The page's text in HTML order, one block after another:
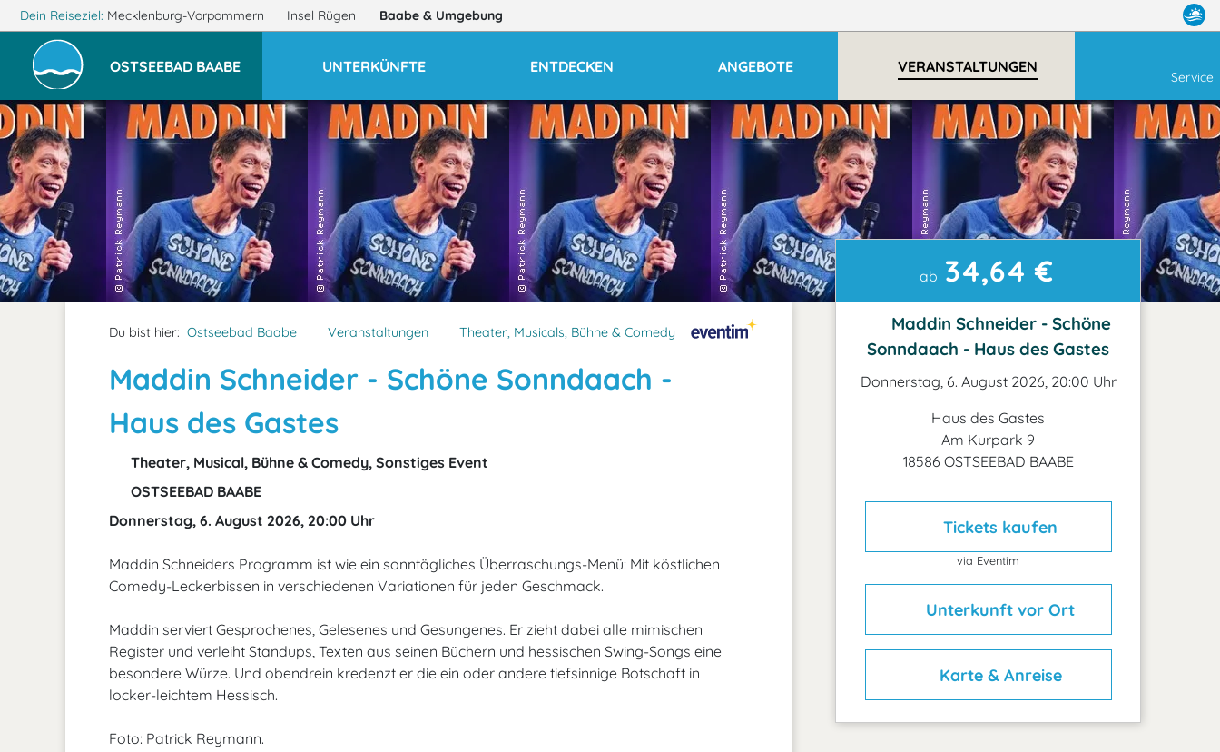
Dein Reiseziel: Mecklenburg-Vorpommern Insel Rügen Baabe & Umgebung
OSTSEEBAD BAABE UNTERKÜNFTE ENTDECKEN ANGEBOTE VERANSTALTUNGEN
Service
Du bist hier: Ostseebad Baabe Veranstaltungen Theater, Musicals, Bühne & Comedy
Maddin Schneider - Schöne Sonndaach -
Haus des Gastes
Theater, Musical, Bühne & Comedy, Sonstiges Event
OSTSEEBAD BAABE
Donnerstag, 6. August 2026, 20:00 Uhr
Maddin Schneiders Programm ist wie ein sonntägliches Überraschungs-Menü: Mit köstlichen
Comedy-Leckerbissen in verschiedenen Variationen für jeden Geschmack.
Maddin serviert Gesprochenes, Gelesenes und Gesungenes. Er zieht dabei alle mimischen
Register und verleiht Standups, Texten aus seinen Büchern und hessischen Swing-Songs eine
besondere Würze. Und obendrein kredenzt er die ein oder andere tiefsinnige Botschaft in
locker-leichtem Hessisch.
Foto: Patrick Reymann.
ab 34,64 €
Maddin Schneider - Schöne
Sonndaach - Haus des Gastes
Donnerstag, 6. August 2026, 20:00 Uhr
Haus des Gastes
Am Kurpark 9
18586 OSTSEEBAD BAABE
Tickets kaufen
via Eventim
Unterkunft vor Ort
Karte & Anreise